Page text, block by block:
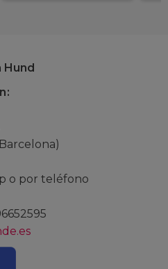
o por teléfono